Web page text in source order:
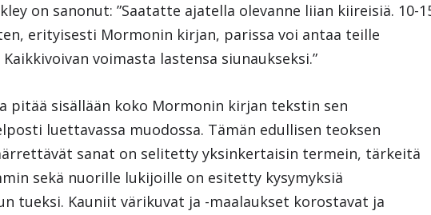
on sanonut: ”Saatatte ajatella olevanne liian kiireisiä. 10-
erityisesti Mormonin kirjan, parissa voi antaa teille
voimasta lastensa siunaukseksi.”
pitää sisällään koko Mormonin kirjan tekstin sen
luettavassa muodossa. Tämän edullisen teoksen
sanat on selitetty yksinkertaisin termein, tärkeitä
sekä nuorille lukijoille on esitetty kysymyksiä
tueksi. Kauniit värikuvat ja -maalaukset korostavat ja